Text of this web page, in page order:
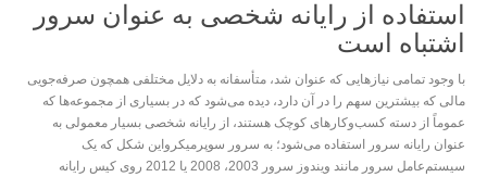
استفاده از رایانه شخصی به عنوان سرور
اشتباه است
با وجود تمامی نیازهایی که عنوان شد، متأسفانه به دلایل مختلفی همچون صرفه‌جویی
مالی که بیشترین سهم را در آن دارد، دیده می‌شود که در بسیاری از مجموعه‌ها که
عموماً از دسته کسب‌و‌کارهای کوچک هستند، از رایانه شخصی بسیار معمولی به
عنوان رایانه سرور استفاده می‌شود؛ به سرور سوپرمیکرواین شکل که یک
سیستم‌عامل سرور مانند ویندوز سرور 2003، 2008 یا 2012 روی کیس رایانه